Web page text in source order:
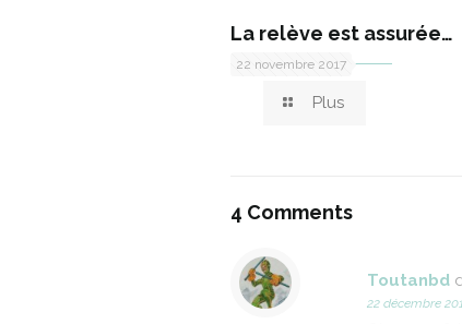
22 novembre 2017
La relève est assurée…
Plus
4 Comments
Toutanbd
22 décembre